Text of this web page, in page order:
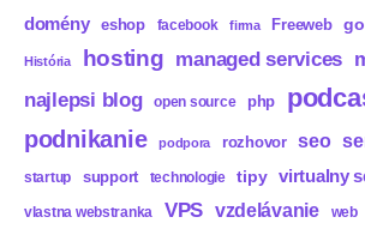
domény eshop facebook firma Freeweb
História hosting managed services
najlepsi blog open source php
podnikanie podpora rozhovor seo
startup support technologie tipy virtualny
vlastna webstranka VPS vzdelávanie web